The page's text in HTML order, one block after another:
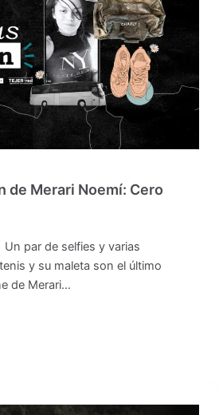
de Merari Noemí: Cero
par de selfies y varias
y su maleta son el último
de Merari…